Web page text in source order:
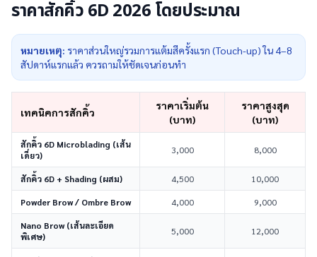
ราคาสักคิ้ว 6D 2026 โดยประมาณ
หมายเหตุ: ราคาส่วนใหญ่รวมการแต้มสีครั้งแรก (Touch-up) ใน 4–8
สัปดาห์แรกแล้ว ควรถามให้ชัดเจนก่อนทำ
เทคนิคการสักคิ้ว
ราคาเริ่มต้น
(บาท)
ราคาสูงสุด
(บาท)
สักคิ้ว 6D Microblading (เส้น
เดี่ยว)
3,000 8,000
สักคิ้ว 6D + Shading (ผสม) 4,500 10,000
Powder Brow / Ombre Brow 4,000 9,000
Nano Brow (เส้นละเอียด
พิเศษ)
5,000 12,000